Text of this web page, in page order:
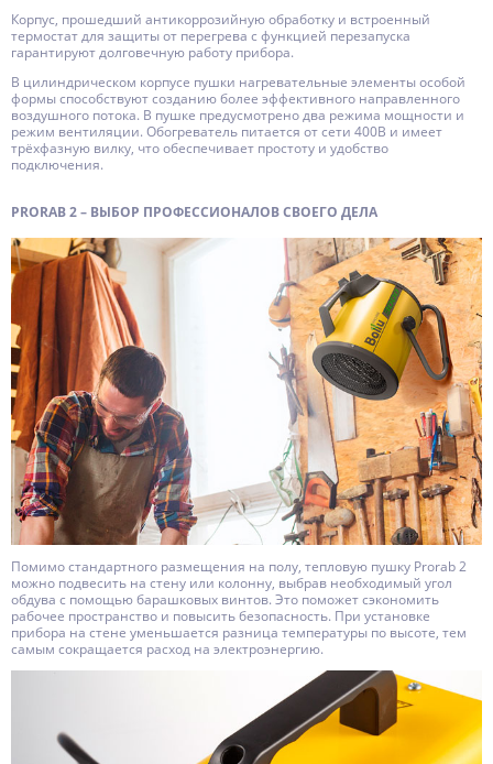
Корпус, прошедший антикоррозийную обработку и встроенный
термостат для защиты от перегрева с функцией перезапуска
гарантируют долговечную работу прибора.
В цилиндрическом корпусе пушки нагревательные элементы особой
формы способствуют созданию более эффективного направленного
воздушного потока. В пушке предусмотрено два режима мощности и
режим вентиляции. Обогреватель питается от сети 400В и имеет
трёхфазную вилку, что обеспечивает простоту и удобство
подключения.
PRORAB 2 – ВЫБОР ПРОФЕССИОНАЛОВ СВОЕГО ДЕЛА
Помимо стандартного размещения на полу, тепловую пушку Prorab 2
можно подвесить на стену или колонну, выбрав необходимый угол
обдува с помощью барашковых винтов. Это поможет сэкономить
рабочее пространство и повысить безопасность. При установке
прибора на стене уменьшается разница температуры по высоте, тем
самым сокращается расход на электроэнергию.